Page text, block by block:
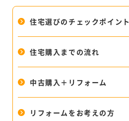
住宅選びのチェックポイント
住宅購入までの流れ
中古購入＋リフォーム
リフォームをお考えの方